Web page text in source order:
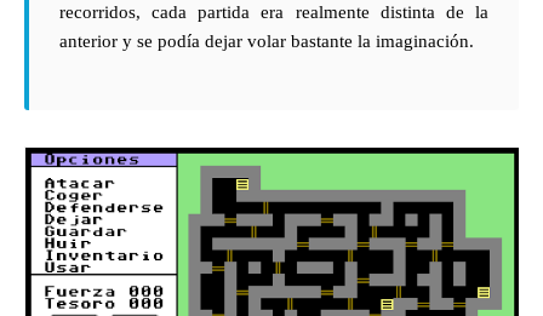
recorridos, cada partida era realmente distinta de la
anterior y se podía dejar volar bastante la imaginación.